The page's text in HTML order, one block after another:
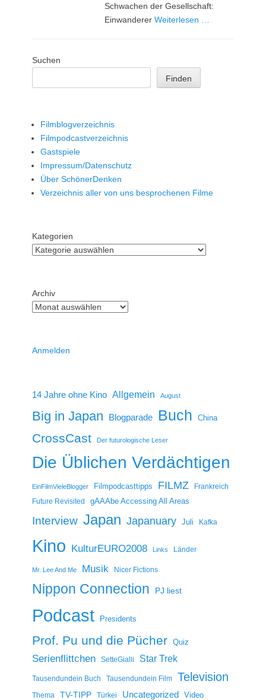
Schwachen der Gesellschaft:
EinwandererWeiterlesen …
Suchen
Finden
Filmblogverzeichnis
Filmpodcastverzeichnis
Gastspiele
Impressum/Datenschutz
Über SchönerDenken
Verzeichnis aller von uns besprochenen Filme
Kategorien
Archiv
Anmelden
14 Jahre ohne Kino Allgemein August
Big in Japan Blogparade Buch China
CrossCast Der futurologische Leser
Die Üblichen Verdächtigen
EinFilmVieleBlogger Filmpodcasttipps FILMZ
Frankreich
Future Revisited
gAAAbe Accessing All Areas
Interview Japan Japanuary Juli Kafka
Kino KulturEURO2008 Links Länder
Mr. Lee And Me Musik Nicer Fictions
Nippon Connection PJ liest
Podcast Presidents
Prof. Pu und die Pücher Quiz
Serienflittchen SetteGialli Star Trek
Tausendundein Buch Tausendundein Film Television
Thema TV-TIPP Türkei Uncategorized Video